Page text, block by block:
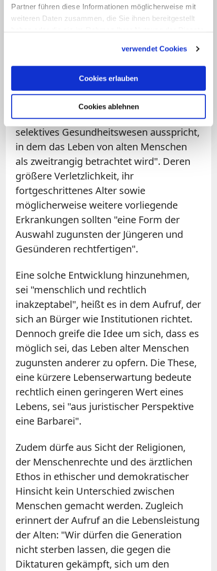
Partner führen diese Informationen möglicherweise mit
weiteren Daten zusammen, die Sie ihnen bereitgestellt
verwendet Cookies
Cookies erlauben
Cookies ablehnen
Heimen lassen uns schaudern", heißt es
in dem Aufruf, der seit Mittwoch in
Gemeinschaft zu lesen ist.
Der Appell trägt die Überschrift "Unsere
Zukunft - nicht ohne die alten Menschen".
In vielen Ländern tauche "ein
gefährliches Modell auf, das sich für ein
selektives Gesundheitswesen ausspricht,
in dem das Leben von alten Menschen
als zweitrangig betrachtet wird". Deren
größere Verletzlichkeit, ihr
fortgeschrittenes Alter sowie
möglicherweise weitere vorliegende
Erkrankungen sollten "eine Form der
Auswahl zugunsten der Jüngeren und
Gesünderen rechtfertigen".
Eine solche Entwicklung hinzunehmen,
sei "menschlich und rechtlich
inakzeptabel", heißt es in dem Aufruf, der
sich an Bürger wie Institutionen richtet.
Dennoch greife die Idee um sich, dass es
möglich sei, das Leben alter Menschen
zugunsten anderer zu opfern. Die These,
eine kürzere Lebenserwartung bedeute
rechtlich einen geringeren Wert eines
Lebens, sei "aus juristischer Perspektive
eine Barbarei".
Zudem dürfe aus Sicht der Religionen,
der Menschenrechte und des ärztlichen
Ethos in ethischer und demokratischer
Hinsicht kein Unterschied zwischen
Menschen gemacht werden. Zugleich
erinnert der Aufruf an die Lebensleistung
der Alten: "Wir dürfen die Generation
nicht sterben lassen, die gegen die
Diktaturen gekämpft, sich um den